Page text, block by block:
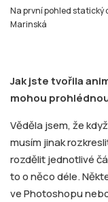
Na první pohled statický
Marinská
Jak jste tvořila
mohou
Věděla jsem, že
musím jinak
rozdělit jednotlivé
to o něco déle.
ve Photoshopu